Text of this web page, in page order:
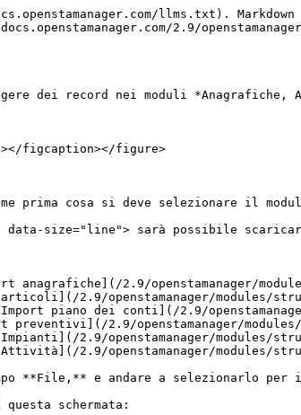
llms.txt).
2.9/
dei record nei moduli
figcaption></figure>
prima cosa si deve selezionare il
data-size="line"> sarà possibile
2.9/openstamanager/
2.9/openstamanager/modules/
piano dei conti](/2.9/
2.9/openstamanager/
2.9/openstamanager/modules/
2.9/openstamanager/modules/
**File,** e andare a selezionarlo per
schermata: